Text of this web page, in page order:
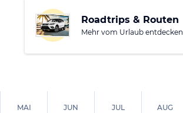
Roadtrips & Routen
Mehr vom Urlaub entdecken
MAI JUN JUL AUG